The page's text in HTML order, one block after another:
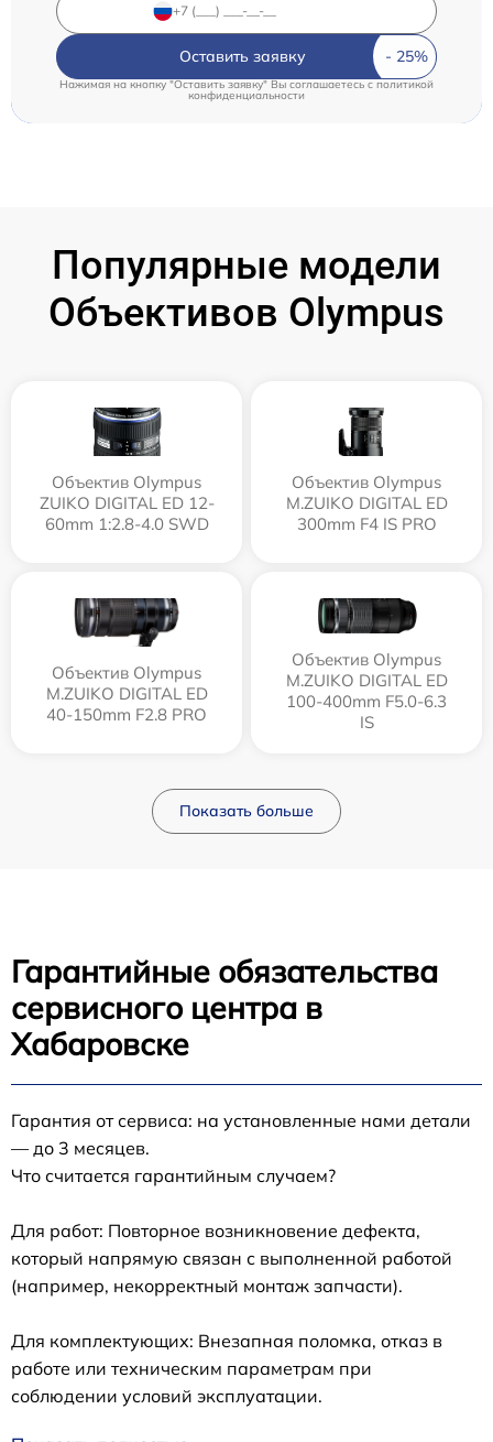
Оставить заявку
Нажимая на кнопку "Оставить заявку" Вы соглашаетесь cполитикой
конфиденциальности
Популярные модели
Объективов Olympus
Объектив Olympus
ZUIKO DIGITAL ED 12-
60mm 1:2.8-4.0 SWD
Объектив Olympus
M.ZUIKO DIGITAL ED
300mm F4 IS PRO
Объектив Olympus
M.ZUIKO DIGITAL ED
40-150mm F2.8 PRO
Объектив Olympus
M.ZUIKO DIGITAL ED
100-400mm F5.0-6.3
IS
Показать больше
Гарантийные обязательства
сервисного центра в
Хабаровске
Гарантия от сервиса: на установленные нами детали
— до 3 месяцев.
Что считается гарантийным случаем?
Для работ: Повторное возникновение дефекта,
который напрямую связан с выполненной работой
(например, некорректный монтаж запчасти).
Для комплектующих: Внезапная поломка, отказ в
работе или техническим параметрам при
соблюдении условий эксплуатации.